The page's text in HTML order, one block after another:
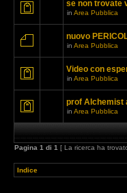
se non trovate
in Area Pubblica
nuovo
in Area Pubblica
Video con
in Area Pubblica
prof Alchemist
in Area Pubblica
Pagina 1 di 1 [ La ricerca ha
Indice